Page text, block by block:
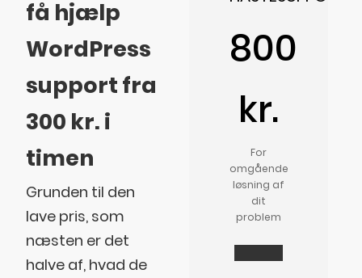
få hjælp
WordPress
support fra
300 kr. i
timen
Grunden til den
lave pris, som
næsten er det
halve af, hvad de
800
kr.
For
omgående
løsning af
dit
problem